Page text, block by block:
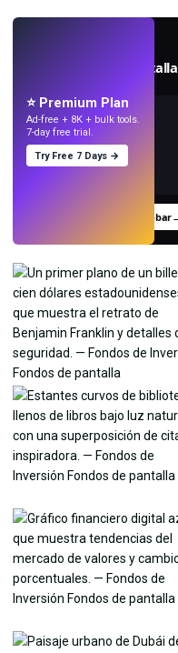
Crea fondos de pantalla
Probar→
⭐ Premium Plan
Ad-free + 8K + bulk tools.
7-day free trial.
Try Free 7 Days →